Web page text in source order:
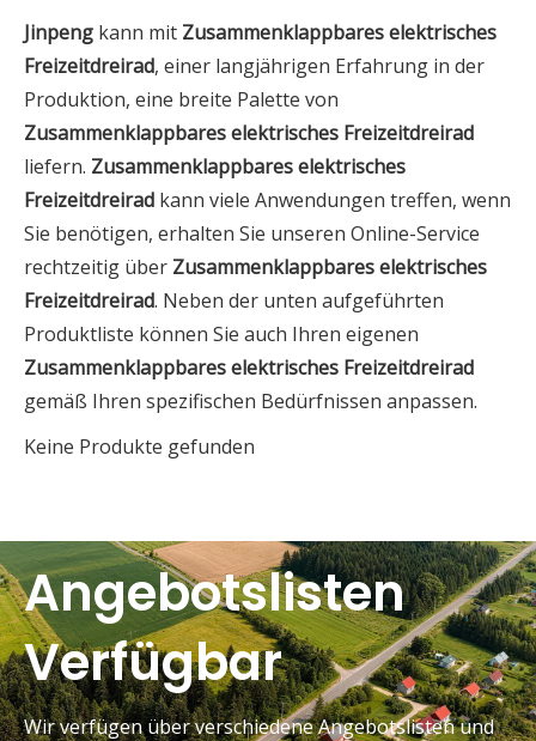
Jinpeng kann mit Zusammenklappbares elektrisches
Freizeitdreirad, einer langjährigen Erfahrung in der
Produktion, eine breite Palette von
Zusammenklappbares elektrisches Freizeitdreirad
liefern. Zusammenklappbares elektrisches
Freizeitdreirad kann viele Anwendungen treffen, wenn
Sie benötigen, erhalten Sie unseren Online-Service
rechtzeitig über Zusammenklappbares elektrisches
Freizeitdreirad. Neben der unten aufgeführten
Produktliste können Sie auch Ihren eigenen
Zusammenklappbares elektrisches Freizeitdreirad
gemäß Ihren spezifischen Bedürfnissen anpassen.
Keine Produkte gefunden
Angebotslisten
Verfügbar
Wir verfügen über verschiedene Angebotslisten und